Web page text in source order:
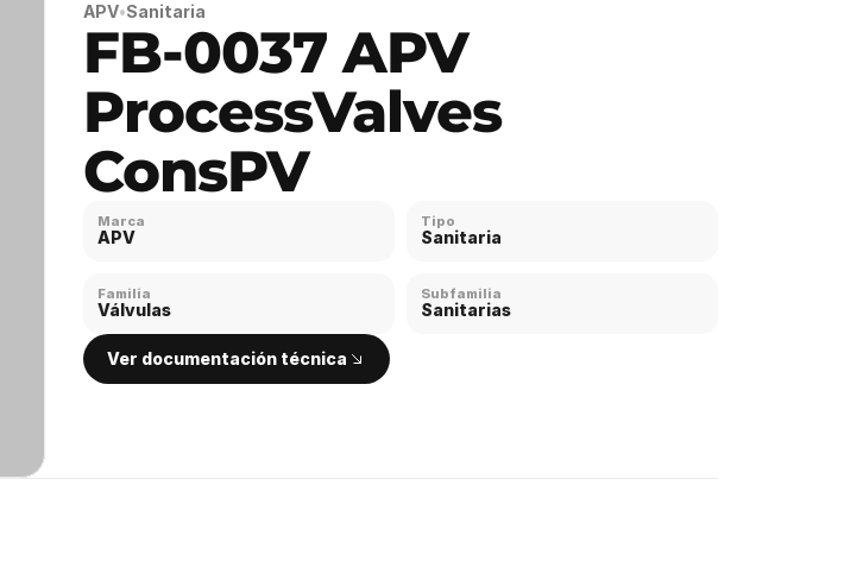
APV•Sanitaria
FB-0037 APV
ProcessValves
ConsPV
Marca
APV
Tipo
Sanitaria
Familia
Válvulas
Subfamilia
Sanitarias
Ver documentación técnica